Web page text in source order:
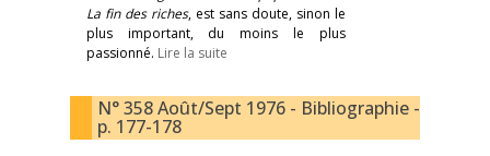
La fin des riches, est sans doute, sinon le
plus important, du moins le plus
passionné. Lire la suite
N° 358 Août/Sept 1976 - Bibliographie -
p. 177-178